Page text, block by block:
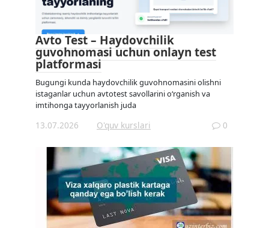
Avto Test – Haydovchilik
guvohnomasi uchun onlayn test
platformasi
Bugungi kunda haydovchilik guvohnomasini olishni
istaganlar uchun avtotest savollarini o‘rganish va
imtihonga tayyorlanish juda
13.07.2026 O'quv kurslari 0